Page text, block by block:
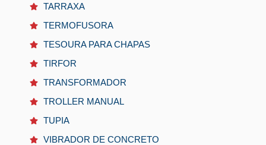
TARRAXA
TERMOFUSORA
TESOURA PARA CHAPAS
TIRFOR
TRANSFORMADOR
TROLLER MANUAL
TUPIA
VIBRADOR DE CONCRETO